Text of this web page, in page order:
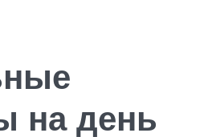
на день